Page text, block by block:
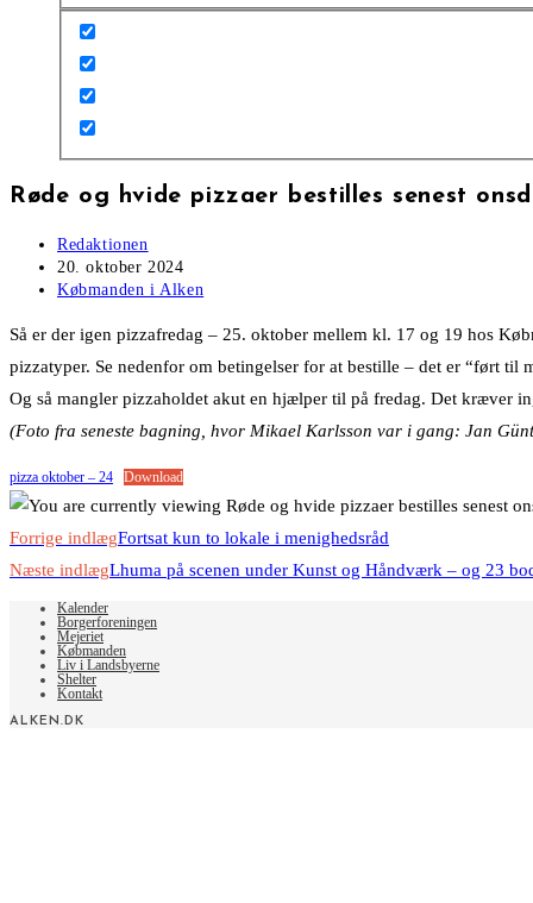
Røde og hvide pizzaer bestilles senest
Post
author:
Redaktionen
Post
published:
20. oktober 2024
Post
Købmanden i Alken
Så er der igen pizzafredag – 25. oktober mellem kl. 17 og 19 hos
pizzatyper. Se nedenfor om betingelser for at bestille – det er “ført til
Og så mangler pizzaholdet akut en hjælper til på fredag. Det kræver
(Foto fra seneste bagning, hvor Mikael Karlsson var i gang: Jan
pizza oktober – 24 Download
Read
more
articles
Forrige indlægFortsat kun to lokale i menighedsråd
Næste indlægLhuma på scenen under Kunst og Håndværk – og 23
Kalender
Borgerforeningen
Mejeriet
Købmanden
Liv i Landsbyerne
Shelter
Kontakt
ALKEN.DK